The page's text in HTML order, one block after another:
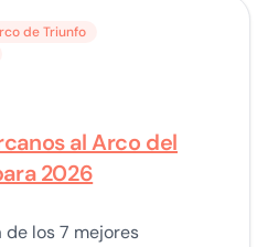
de Triunfo
al Arco del
2026
los 7 mejores